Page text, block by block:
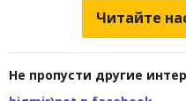
Читайте
Не пропусти другие